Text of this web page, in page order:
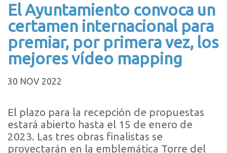
El Ayuntamiento convoca un
certamen internacional para
premiar, por primera vez, los
mejores vídeo mapping
30 NOV 2022
El plazo para la recepción de propuestas
estará abierto hasta el 15 de enero de
2023. Las tres obras finalistas se
proyectarán en la emblemática Torre del